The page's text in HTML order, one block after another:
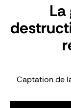
Captation de